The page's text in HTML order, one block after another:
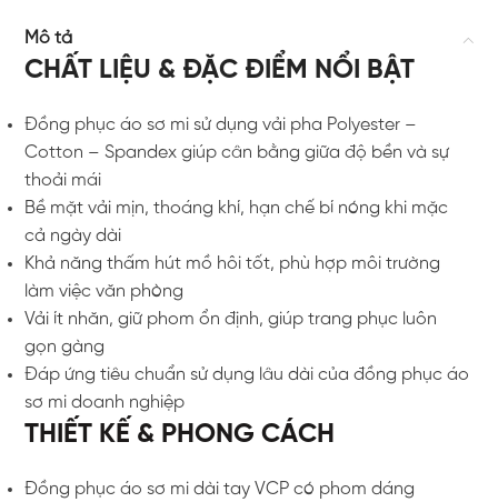
Mô tả
CHẤT LIỆU & ĐẶC ĐIỂM NỔI BẬT
Đồng phục áo sơ mi sử dụng vải pha Polyester –
Cotton – Spandex giúp cân bằng giữa độ bền và sự
thoải mái
Bề mặt vải mịn, thoáng khí, hạn chế bí nóng khi mặc
cả ngày dài
Khả năng thấm hút mồ hôi tốt, phù hợp môi trường
làm việc văn phòng
Vải ít nhăn, giữ phom ổn định, giúp trang phục luôn
gọn gàng
Đáp ứng tiêu chuẩn sử dụng lâu dài của đồng phục áo
sơ mi doanh nghiệp
THIẾT KẾ & PHONG CÁCH
Đồng phục áo sơ mi dài tay VCP có phom dáng